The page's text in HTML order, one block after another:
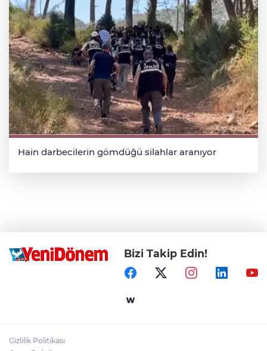
Hain darbecilerin gömdüğü silahlar aranıyor
Bizi Takip Edin!
Gizlilik Politikası